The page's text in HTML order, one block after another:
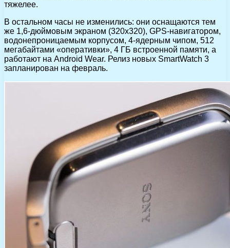
тяжелее.
В остальном часы не изменились: они оснащаются тем
же 1,6-дюймовым экраном (320х320), GPS-навигатором,
водонепроницаемым корпусом, 4-ядерным чипом, 512
мегабайтами «оперативки», 4 ГБ встроенной памяти, а
работают на Android Wear. Релиз новых SmartWatch 3
запланирован на февраль.